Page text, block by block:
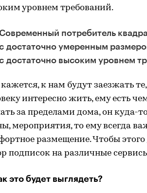
уровнем требований.
потребитель
достаточно умеренным
достаточно высоким уровнем
к нам будут заезжать
интересно жить, ему есть
за пределами дома, он куда-
мероприятия, то ему всегда
размещение. Чтобы
подписок на различные
это будет выглядеть?